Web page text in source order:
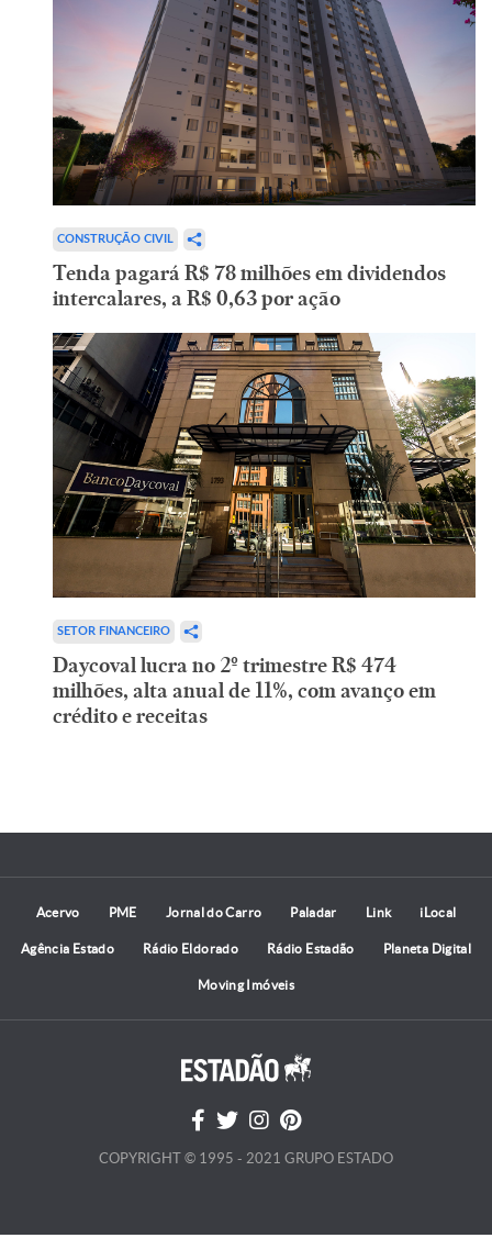
CONSTRUÇÃO CIVIL
Tenda pagará R$ 78 milhões em dividendos
intercalares, a R$ 0,63 por ação
SETOR FINANCEIRO
Daycoval lucra no 2º trimestre R$ 474
milhões, alta anual de 11%, com avanço em
crédito e receitas
Acervo PME Jornal do Carro Paladar Link iLocal
Agência Estado Rádio Eldorado Rádio Estadão Planeta Digital
Moving Imóveis
COPYRIGHT © 1995 - 2021 GRUPO ESTADO